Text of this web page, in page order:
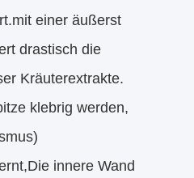
einer äußerst
drastisch die
Kräuterextrakte.
klebrig werden,
innere Wand